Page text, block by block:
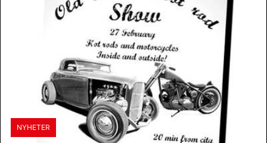
NYHETER